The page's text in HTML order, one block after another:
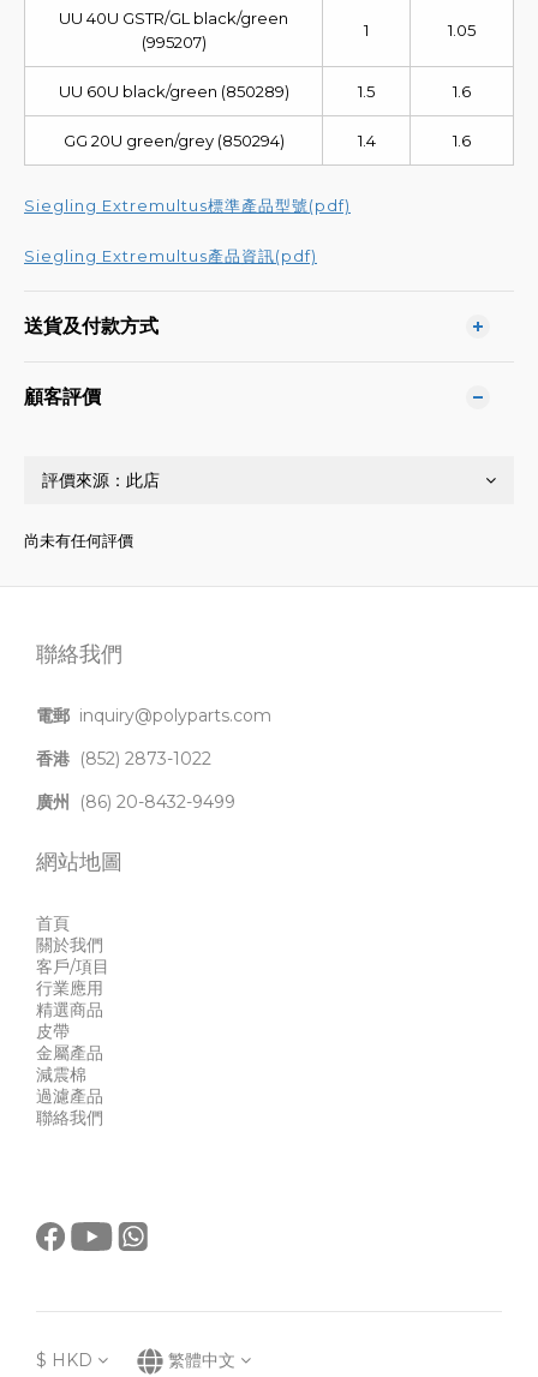
UU 40U GSTR/GL black/green
(995207)
1 1.05
UU 60U black/green (850289) 1.5 1.6
GG 20U green/grey (850294) 1.4 1.6
Siegling Extremultus標準產品型號(pdf)
Siegling Extremultus產品資訊(pdf)
送貨及付款方式
顧客評價
尚未有任何評價
聯絡我們
電郵 inquiry@polyparts.com
香港 (852) 2873-1022
廣州
(86) 20-8432-9499
網站地圖
首頁
關於我們
客戶/項目
行業應用
精選商品
皮帶
金屬產品
減震棉
過濾產品
聯絡我們
$ HKD 繁體中文